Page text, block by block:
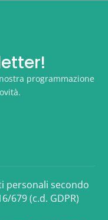
programmazione
personali secondo
679 (c.d. GDPR)